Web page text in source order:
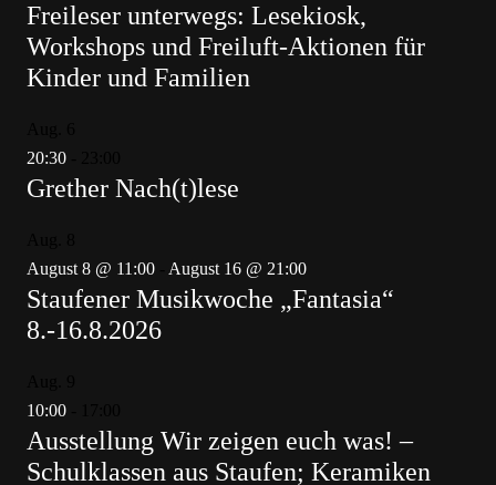
Freileser unterwegs: Lesekiosk,
Workshops und Freiluft-Aktionen für
Kinder und Familien
20:30
Grether Nach(t)lese
August 8 @ 11:00
August 16 @ 21:00
Staufener Musikwoche „Fantasia“
8.-16.8.2026
10:00
Ausstellung Wir zeigen euch was! –
Schulklassen aus Staufen; Keramiken